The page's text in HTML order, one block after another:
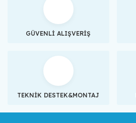
GÜVENLİ ALIŞVERİŞ
TEKNİK DESTEK&MONTAJ